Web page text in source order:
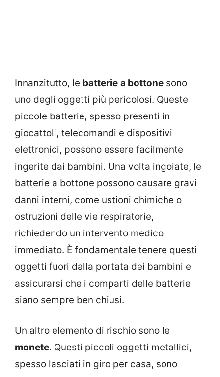
Innanzitutto, le batterie a bottone sono
uno degli oggetti più pericolosi. Queste
piccole batterie, spesso presenti in
giocattoli, telecomandi e dispositivi
elettronici, possono essere facilmente
ingerite dai bambini. Una volta ingoiate, le
batterie a bottone possono causare gravi
danni interni, come ustioni chimiche o
ostruzioni delle vie respiratorie,
richiedendo un intervento medico
immediato. È fondamentale tenere questi
oggetti fuori dalla portata dei bambini e
assicurarsi che i comparti delle batterie
siano sempre ben chiusi.
Un altro elemento di rischio sono le
monete. Questi piccoli oggetti metallici,
spesso lasciati in giro per casa, sono